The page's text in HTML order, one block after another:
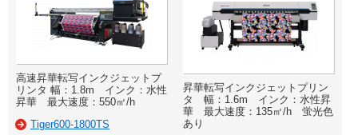
高速昇華転写インクジェットプ
リンタ 幅：1.8m インク：水性
昇華 最大速度：550㎡/h
Tiger600-1800TS
昇華転写インクジェットプリン
タ 幅：1.6m インク：水性昇
華 最大速度：135㎡/h 蛍光色
あり